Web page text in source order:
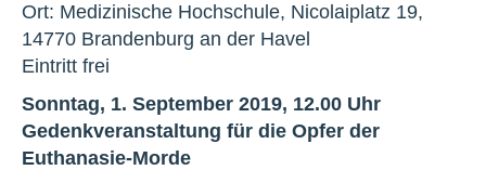
Ort: Medizinische Hochschule, Nicolaiplatz 19,
14770 Brandenburg an der Havel
Eintritt frei
Sonntag, 1. September 2019, 12.00 Uhr
Gedenkveranstaltung für die Opfer der
Euthanasie-Morde